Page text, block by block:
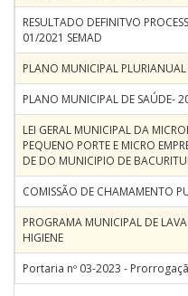
RESULTADO DEFINITVO
01/2021 SEMAD
PLANO MUNICIPAL
PLANO MUNICIPAL DE SAÚDE-
LEI GERAL MUNICIPAL DA
PEQUENO PORTE E MICRO
DE DO MUNICIPIO DE
COMISSÃO DE CHAMAMENTO
PROGRAMA MUNICIPAL DE
HIGIENE
Portaria nº 03-2023 -